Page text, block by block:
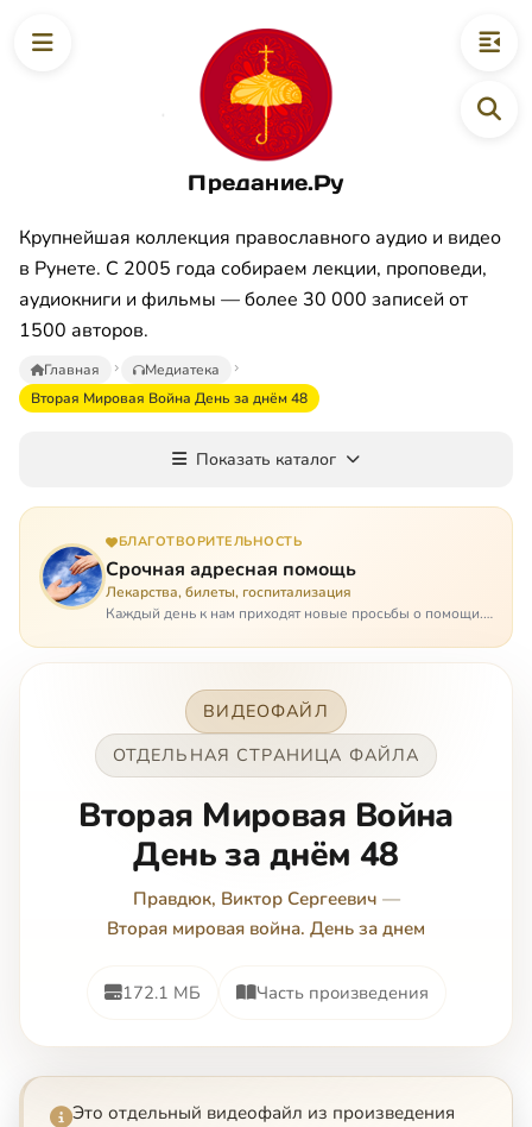
Предание.Ру
Крупнейшая коллекция православного аудио и видео
в Рунете. С 2005 года собираем лекции, проповеди,
аудиокниги и фильмы — более 30 000 записей от
1500 авторов.
Главная
Медиатека
Вторая Мировая Война День за днём 48
Показать каталог
БЛАГОТВОРИТЕЛЬНОСТЬ
Срочная адресная помощь
Лекарства, билеты, госпитализация
Каждый день к нам приходят новые просьбы о помощи.
она нужна была вчера: в приеме лекарств образовался
ВИДЕОФАЙЛ
ОТДЕЛЬНАЯ СТРАНИЦА ФАЙЛА
Вторая Мировая Война
День за днём 48
Правдюк, Виктор Сергеевич —
Вторая мировая война. День за днем
172.1 МБ Часть произведения
Это отдельный видеофайл из произведения